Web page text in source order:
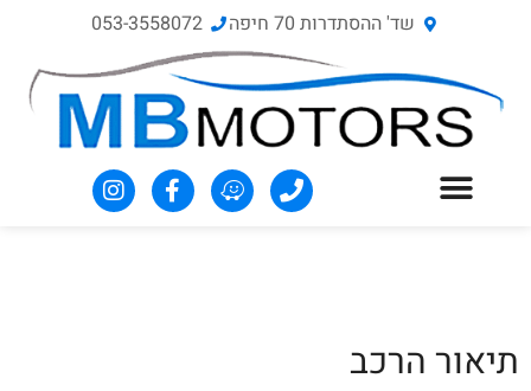
שד' ההסתדרות 70‏ חיפה 053-3558072
תיאור הרכב